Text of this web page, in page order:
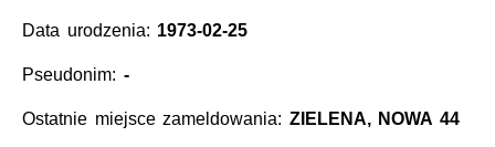
Data urodzenia: 1973-02-25
Pseudonim: -
Ostatnie miejsce zameldowania: ZIELENA, NOWA 44